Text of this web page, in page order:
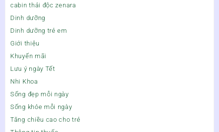
cabin thải độc zenara
Dinh dưỡng
Dinh dưỡng trẻ em
Giới thiệu
Khuyến mãi
Lưu ý ngày Tết
Nhi Khoa
Sống đẹp mỗi ngày
Sống khỏe mỗi ngày
Tăng chiều cao cho trẻ